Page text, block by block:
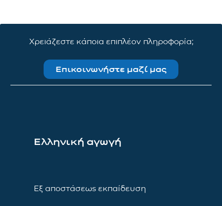
Χρειάζεστε κάποια επιπλέον πληροφορία;
Επικοινωνήστε μαζί μας
Ελληνική αγωγή
Εξ αποστάσεως εκπαίδευση